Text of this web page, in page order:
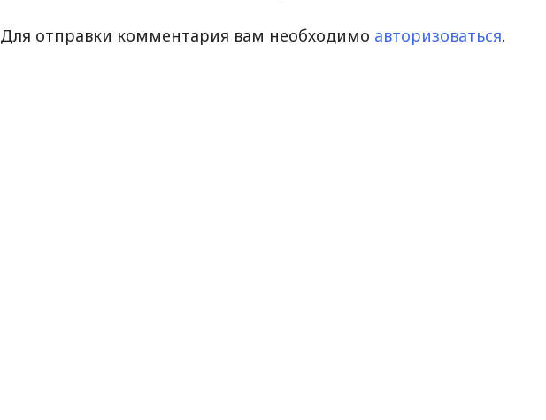
Для отправки комментария вам необходимо авторизоваться.